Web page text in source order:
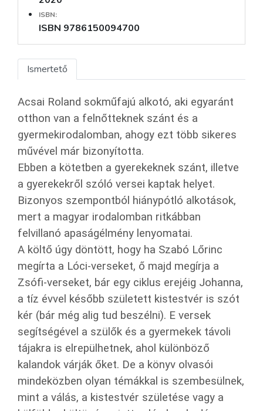
ISBN:
ISBN 9786150094700
Ismertető
Acsai Roland sokműfajú alkotó, aki egyaránt
otthon van a felnőtteknek szánt és a
gyermekirodalomban, ahogy ezt több sikeres
művével már bizonyította.
Ebben a kötetben a gyerekeknek szánt, illetve
a gyerekekről szóló versei kaptak helyet.
Bizonyos szempontból hiánypótló alkotások,
mert a magyar irodalomban ritkábban
felvillanó apaságélmény lenyomatai.
A költő úgy döntött, hogy ha Szabó Lőrinc
megírta a Lóci-verseket, ő majd megírja a
Zsófi-verseket, bár egy ciklus erejéig Johanna,
a tíz évvel később született kistestvér is szót
kér (bár még alig tud beszélni). E versek
segítségével a szülők és a gyermekek távoli
tájakra is elrepülhetnek, ahol különböző
kalandok várják őket. De a könyv olvasói
mindeközben olyan témákkal is szembesülnek,
mint a válás, a kistestvér születése vagy a